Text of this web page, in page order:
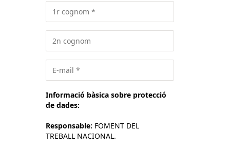
Informació bàsica sobre protecció
de dades:
Responsable: FOMENT DEL
TREBALL NACIONAL.